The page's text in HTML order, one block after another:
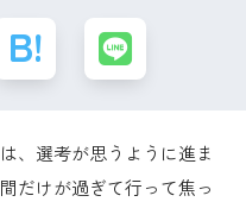
、選考が思うように進ま
だけが過ぎて行って焦っ